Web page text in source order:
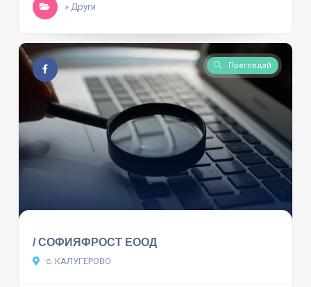
» Други
Прегледай
/ СОФИЯФРОСТ ЕООД
с. КАЛУГЕРОВО